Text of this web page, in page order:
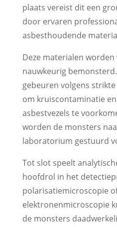
plaats vereist dit een
door ervaren
asbesthoudende
Deze materialen worden
nauwkeurig
gebeuren volgens
om kruiscontaminatie
asbestvezels te
worden de monsters
laboratorium gestuurd
Tot slot speelt
hoofdrol in het
polarisatiemicroscopie
elektronenmicroscopie
de monsters